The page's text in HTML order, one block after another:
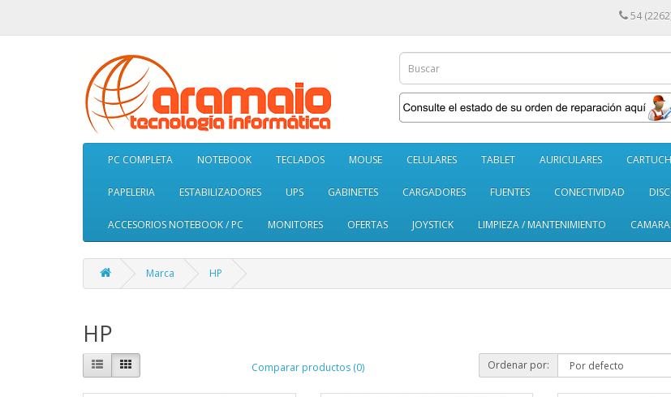
54
PC COMPLETA NOTEBOOK TECLADOS MOUSE CELULARES TABLET AURICULARES
PAPELERIA ESTABILIZADORES UPS GABINETES CARGADORES FUENTES CONECTIVIDAD
ACCESORIOS NOTEBOOK / PC MONITORES OFERTAS JOYSTICK LIMPIEZA / MANTENIMIENTO
Marca HP
HP
Comparar productos (0) Ordenar por: